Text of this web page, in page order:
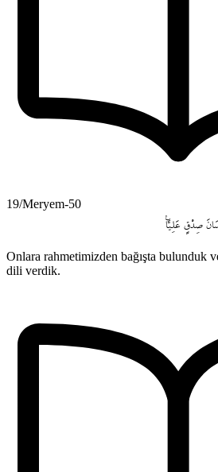
19/Meryem-50
صِدْقٍ عَلِياًّ۟
Onlara rahmetimizden bağışta bulunduk
dili verdik.